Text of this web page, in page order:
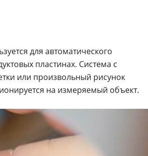
для автоматического
пластинах. Система с
или произвольный рисунок
на измеряемый объект.